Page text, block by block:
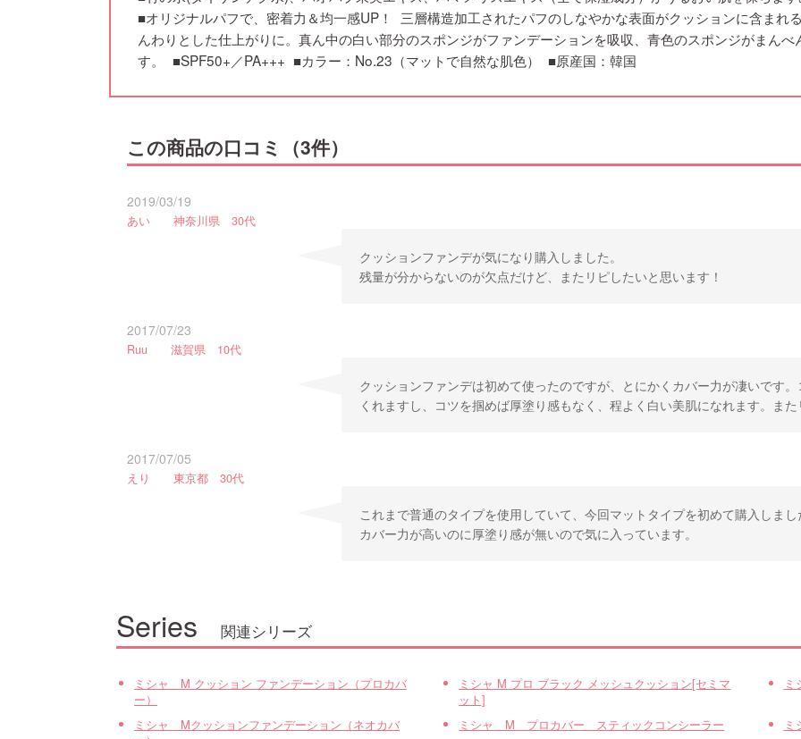
■オリジナルパフで、密着力＆均一感UP！ 三層構造加工されたパフのしなやかな表面がクッションに含まれ
んわりとした仕上がりに。真ん中の白い部分のスポンジがファンデーションを吸収、青色のスポンジがまん
す。 ■SPF50+／PA+++ ■カラー：No.23（マットで自然な肌色） ■原産国：韓国
この商品の口コミ（3件）
2019/03/19
あい 神奈川県 30代
クッションファンデが気になり購入しました。
残量が分からないのが欠点だけど、またリピしたいと思います！
2017/07/23
Ruu 滋賀県 10代
クッションファンデは初めて使ったのですが、とにかくカバー力が凄いです
くれますし、コツを掴めば厚塗り感もなく、程よく白い美肌になれます。また
2017/07/05
えり 東京都 30代
これまで普通のタイプを使用していて、今回マットタイプを初めて購入しまし
カバー力が高いのに厚塗り感が無いので気に入っています。
Series 関連シリーズ
ミシャ M クッション ファンデーション（プロカバ
ー）
ミシャ M プロ ブラック メッシュクッション[セミマ
ット]
ミシャ Mクッションファンデーション（ネオカバ
ミシャ M プロカバー スティックコンシーラー